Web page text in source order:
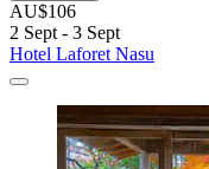
AU$106
2 Sept - 3 Sept
Hotel Laforet Nasu